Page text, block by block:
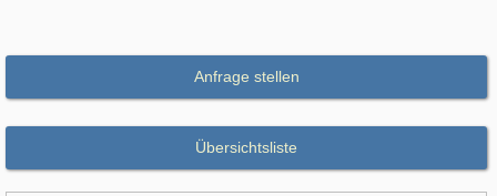
Anfrage stellen
Übersichtsliste